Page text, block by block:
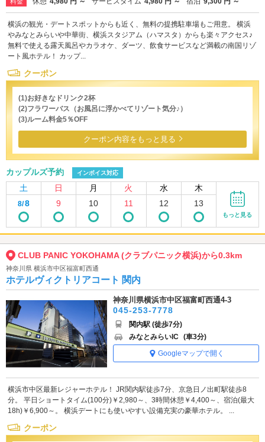
横浜の観光・デートスポットからも近く、無料の提携駐車場もご用意。 横浜
やみなとみらいや中華街、横浜スタジアム（ハマスタ）からも楽々アクセス♪
無料で使える露天風呂やカラオケ、ダーツ、飲食サービスなど満載の南国リゾ
ート風ホテル！ カップ...
クーポン
(1)お好きなドリンク2杯
(2)フラワーバス（お風呂に浮かべてリゾート気分♪）
(3)ルーム料金5％OFF
クーポン内容をもっと見る
カップルズ予約 インボイス対応
土 日 月 火 水 木
8/8 9 10 11 12 13
もっと見る
CLUB PANIC YOKOHAMA (クラブパニック横浜)から0.3km
神奈川県 横浜市中区福富町西通
ホテルヴィクトリアコート 関内
神奈川県横浜市中区福富町西通4-3
045-253-7778
関内駅 (徒歩7分)
みなとみらいIC (車3分)
Googleマップで開く
横浜市中区最新レジャーホテル！ JR関内駅徒歩7分、京急日ノ出町駅徒歩8
分。 平日ショートタイム(100分)￥2,980～、3時間休憩￥4,400～、宿泊(最大
18h)￥6,900～。 横浜デートにも使いやすい設備充実の豪華ホテル。 ...
クーポン